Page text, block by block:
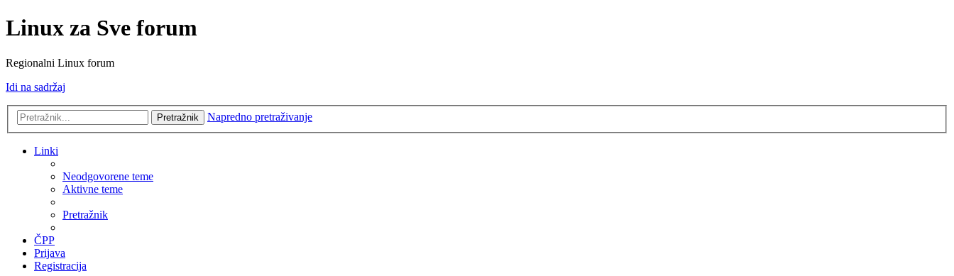
Linux za Sve forum
Regionalni Linux forum
Idi na sadržaj
Pretražnik Napredno pretraživanje
Linki
Neodgovorene teme
Aktivne teme
Pretražnik
ČPP
Prijava
Registracija